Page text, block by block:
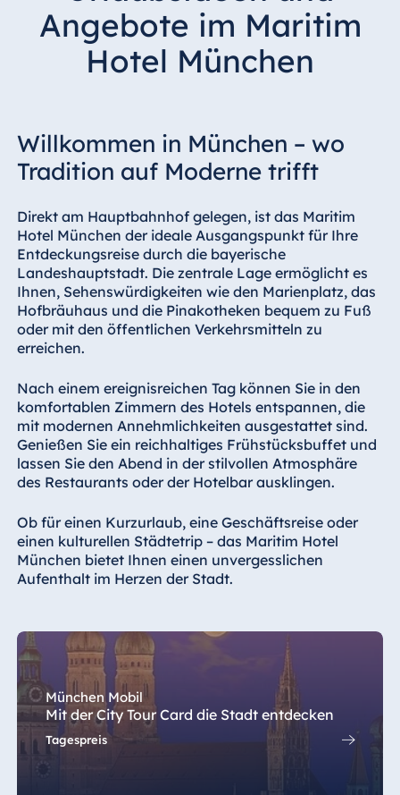
Hotel Bonn
Hotel Bremen
Hotel Darmstadt
Hotel Frankfurt
Hotel am
Fulda
Airport Hotel
Hannover
Hotel Ingolstadt
Hotel Bellevue
Kiel
Hotel
Königswinter
Hotel Magdeburg
Hotel München
Hotel Stuttgart
Seehotel
Timmendorfer
Strand
TitiseeHotel
Strandhotel
Travemünde
Hotel Ulm
Star-Apart Hansa
Hotel Wiesbaden
Hotel Würzburg
Angebote im Maritim
Hotel München
Willkommen in München – wo
Tradition auf Moderne trifft
Direkt am Hauptbahnhof gelegen, ist das Maritim
Hotel München der ideale Ausgangspunkt für Ihre
Entdeckungsreise durch die bayerische
Landeshauptstadt. Die zentrale Lage ermöglicht es
Ihnen, Sehenswürdigkeiten wie den Marienplatz, das
Hofbräuhaus und die Pinakotheken bequem zu Fuß
oder mit den öffentlichen Verkehrsmitteln zu
erreichen.
Nach einem ereignisreichen Tag können Sie in den
komfortablen Zimmern des Hotels entspannen, die
mit modernen Annehmlichkeiten ausgestattet sind.
Genießen Sie ein reichhaltiges Frühstücksbuffet und
lassen Sie den Abend in der stilvollen Atmosphäre
des Restaurants oder der Hotelbar ausklingen.
Ob für einen Kurzurlaub, eine Geschäftsreise oder
einen kulturellen Städtetrip – das Maritim Hotel
München bietet Ihnen einen unvergesslichen
Aufenthalt im Herzen der Stadt.
München Mobil
Mit der City Tour Card die Stadt entdecken
Tagespreis